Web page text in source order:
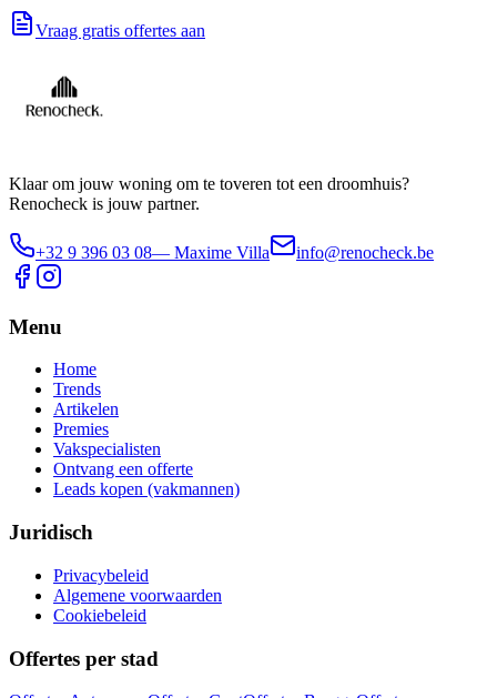
Vraag gratis offertes aan
Klaar om jouw woning om te toveren tot een droomhuis?
Renocheck is jouw partner.
+32 9 396 03 08— Maxime Villa info@renocheck.be
Menu
Home
Trends
Artikelen
Premies
Vakspecialisten
Ontvang een offerte
Leads kopen (vakmannen)
Juridisch
Privacybeleid
Algemene voorwaarden
Cookiebeleid
Offertes per stad